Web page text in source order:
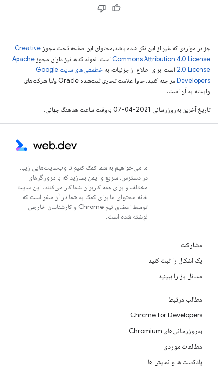
جز در مواردی که غیر از این ذکر شده باشد،‌محتوای این صفحه تحت مجوز Creative
Commons Attribution 4.0 License است. نمونه کدها نیز دارای مجوز Apache
2.0 License است. برای اطلاع از جزئیات، به
خطمشی‌های سایت Google
Developers‏
مراجعه کنید. جاوا علامت تجاری ثبت‌شده Oracle و/یا شرکت‌های
وابسته به آن است.
تاریخ آخرین به‌روزرسانی 2021-04-07 به‌وقت ساعت هماهنگ جهانی.
ما می‌خواهیم به شما کمک کنیم تا وب‌سایت‌هایی زیبا،
در دسترس، سریع و ایمن بسازید که با مرورگرهای
مختلف و برای همه کاربران شما کار می‌کنند. این سایت
خانه محتوای ما برای کمک به شما در آن سفر است که
توسط اعضای تیم Chrome و کارشناسان خارجی
نوشته شده است.
مشارکت
یک اشکال را ثبت کنید
مسائل باز را ببینید
مطالب مرتبط
Chrome for Developers
به‌روزرسانی‌های Chromium
مطالعات موردی
پادکست ها و نمایش ها